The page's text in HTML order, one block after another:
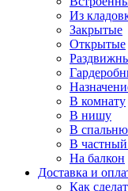
Из
Закрытые
Открытые
В комнату
В нишу
В спальню
В
На балкон
Доставка и
Как